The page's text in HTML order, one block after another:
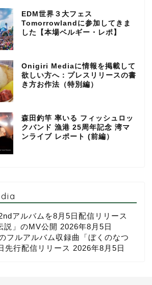
EDM世界３大フェス
Tomorrowlandに参加してきま
した【本場ベルギー・レポ】
Onigiri Mediaに情報を掲載して
欲しい方へ：プレスリリースの書
き方お作法（特別編）
森田釣竿 率いる フィッシュロッ
クバンド 漁港 25周年記念 湾マ
ンライブ レポート (前編）
アルバムを8月5日配信リリース
説」のMV公開 2026年8月5日
フルアルバム収録曲「ぼくのなつ
先行配信リリース 2026年8月5日